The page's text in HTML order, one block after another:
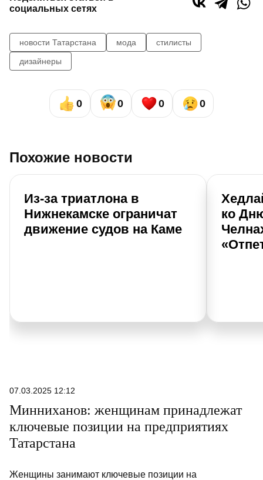
социальных сетях
новости Татарстана мода
стилисты
дизайнеры
0 0 0 0
Похожие новости
Из-за триатлона в
Нижнекамске ограничат
движение судов на Каме
ко
07.03.2025 12:12
Минниханов: женщинам принадлежат
ключевые позиции на предприятиях
Татарстана
Женщины занимают ключевые позиции на